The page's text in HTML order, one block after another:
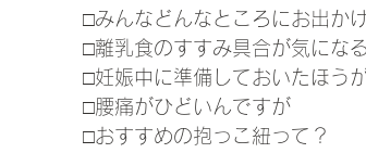
□みんなどんなところにお出か
□離乳食のすすみ具合が気になる
□妊娠中に準備しておいたほう
□腰痛がひどいんですが
□おすすめの抱っこ紐って？